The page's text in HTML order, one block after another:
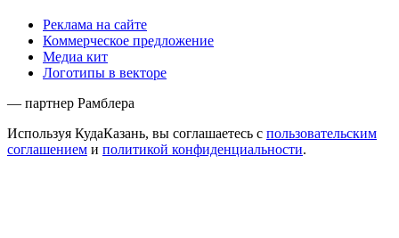
Реклама на сайте
Коммерческое предложение
Медиа кит
Логотипы в векторе
— партнер Рамблера
Используя КудаКазань, вы соглашаетесь с пользовательским
соглашением и политикой конфиденциальности.